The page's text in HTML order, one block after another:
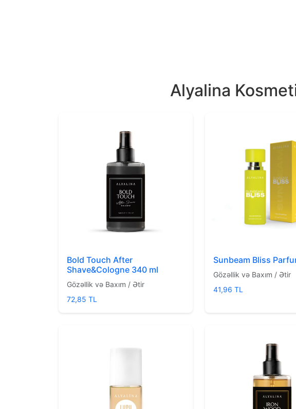
Alyalina
Bold Touch After
Shave&Cologne 340 ml
Gözəllik və Baxım / Ətir
72,85 TL
Sunbeam Bliss
Gözəllik və Baxım / Ətir
41,96 TL